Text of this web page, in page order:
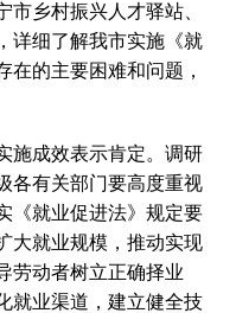
乡村振兴人才驿站、
详细了解我市实施《就
在的主要困难和问题，
施成效表示肯定。调研
各有关部门要高度重视
《就业促进法》规定要
大就业规模，推动实现
劳动者树立正确择业
就业渠道，建立健全技